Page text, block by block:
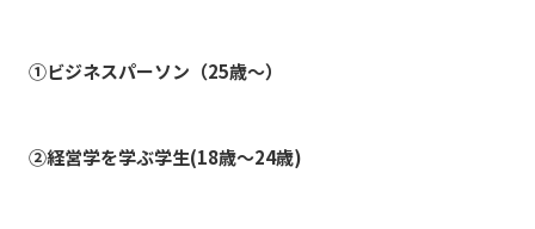
①ビジネスパーソン（25歳～）
➁経営学を学ぶ学生(18歳～24歳)